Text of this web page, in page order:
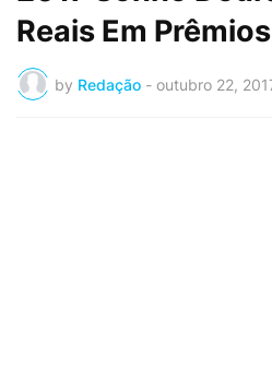
Reais Em Prêmios
by Redação - outubro 22,